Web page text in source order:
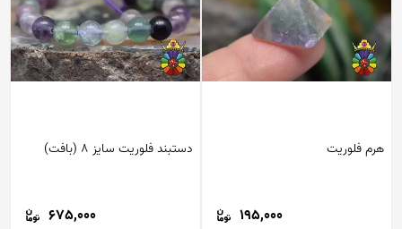
هرم فلوریت
195,000
دستبند فلوریت سایز 8 (بافت)
675,000